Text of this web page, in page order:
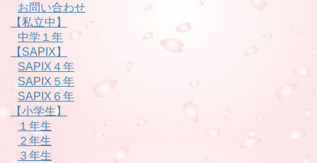
お問い合わせ
【私立中】
中学１年
【SAPIX】
SAPIX４年
SAPIX５年
SAPIX６年
【小学生】
１年生
２年生
３年生